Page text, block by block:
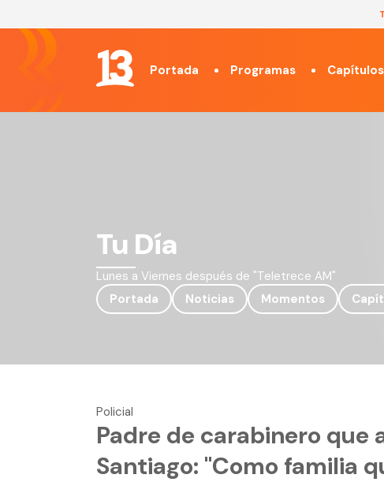
Portada Programas Capítulos
Tu Día
Lunes a Viernes después de "Teletrece AM"
Portada
Noticias Momentos
Policial
Padre de carabinero que
Santiago: "Como familia